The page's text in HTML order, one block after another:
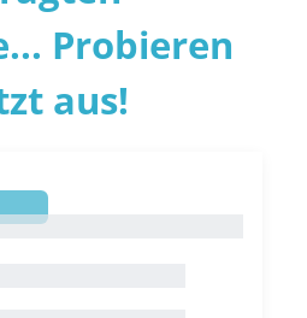
Probieren
aus!